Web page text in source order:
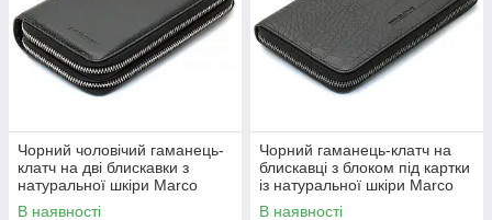
Чорний чоловічий гаманець-
клатч на дві блискавки з
натуральної шкіри Marco
Coverna MC-801
В наявності
Чорний гаманець-клатч на
блискавці з блоком під картки
із натуральної шкіри Marco
Coverna MCJP-5901A
В наявності